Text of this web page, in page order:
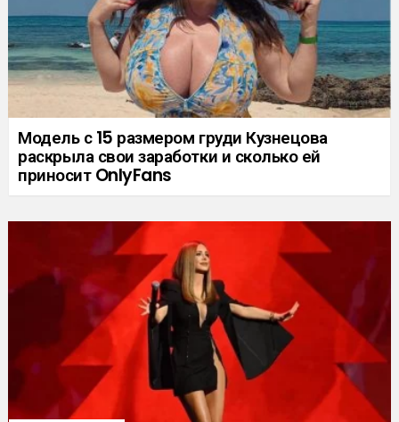
Модель с 15 размером груди Кузнецова
раскрыла свои заработки и сколько ей
приносит OnlyFans